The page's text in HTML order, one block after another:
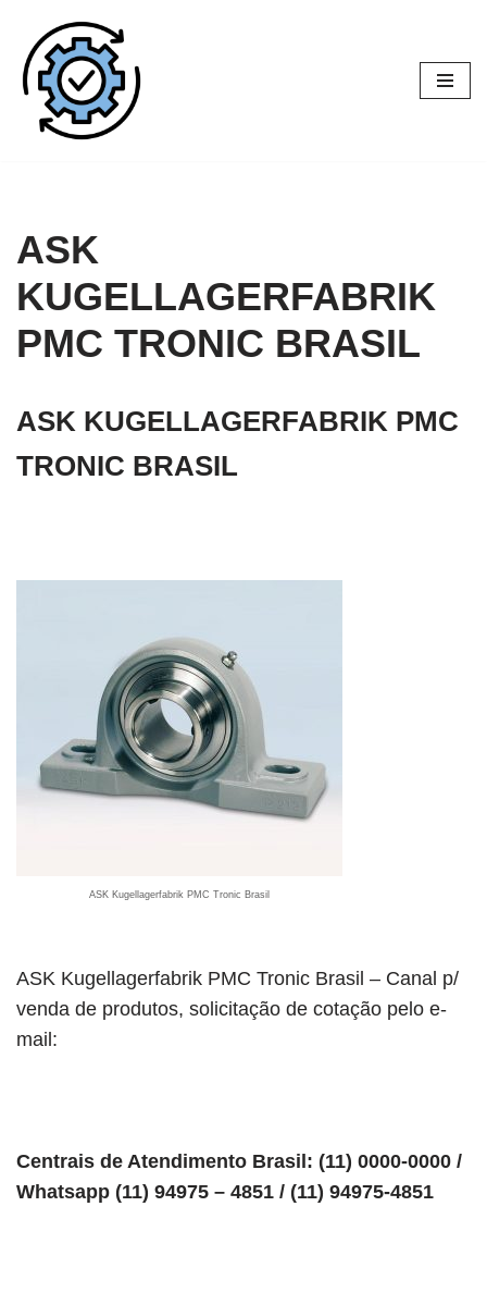
Pular
para
conteúdo
ASK
KUGELLAGERFABRIK
PMC TRONIC BRASIL
ASK KUGELLAGERFABRIK PMC
TRONIC BRASIL
ASK Kugellagerfabrik PMC Tronic Brasil
ASK Kugellagerfabrik PMC Tronic Brasil – Canal p/
venda de produtos, solicitação de cotação pelo e-
mail:
Centrais de Atendimento Brasil: (11) 0000-0000 /
Whatsapp (11) 94975 – 4851 / (11) 94975-4851